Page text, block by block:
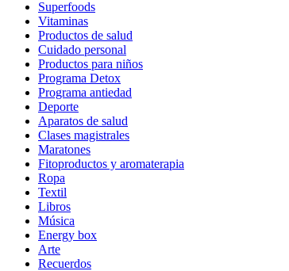
Superfoods
Vitaminas
Productos de salud
Cuidado personal
Productos para niños
Programa Detox
Programa antiedad
Deporte
Aparatos de salud
Clases magistrales
Maratones
Fitoproductos y aromaterapia
Ropa
Textil
Libros
Música
Energy box
Arte
Recuerdos